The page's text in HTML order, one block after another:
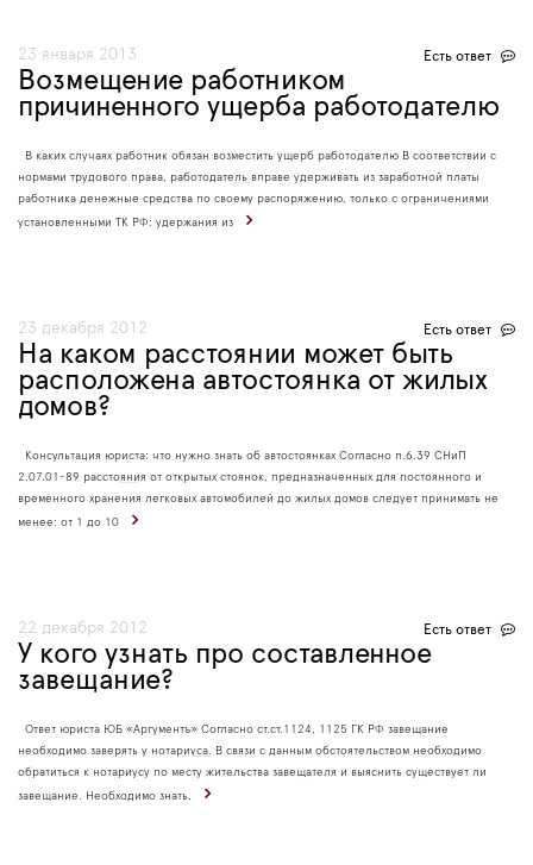
Есть ответ
23 января 2013
Возмещение работником
причиненного ущерба работодателю
В каких случаях работник обязан возместить ущерб работодателю В соответствии с
нормами трудового права, работодатель вправе удерживать из заработной платы
работника денежные средства по своему распоряжению, только с ограничениями
установленными ТК РФ: удержания из
Есть ответ
23 декабря 2012
На каком расстоянии может быть
расположена автостоянка от жилых
домов?
Консультация юриста: что нужно знать об автостоянках Согласно п.6.39 СНиП
2.07.01-89 расстояния от открытых стоянок, предназначенных для постоянного и
временного хранения легковых автомобилей до жилых домов следует принимать не
менее: от 1 до 10
Есть ответ
22 декабря 2012
У кого узнать про составленное
завещание?
Ответ юриста ЮБ «Аргументъ» Согласно ст.ст.1124, 1125 ГК РФ завещание
необходимо заверять у нотариуса. В связи с данным обстоятельством необходимо
обратиться к нотариусу по месту жительства завещателя и выяснить существует ли
завещание. Необходимо знать,